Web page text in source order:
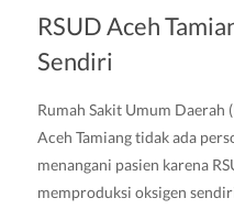
RSUD Aceh
Sendiri
Rumah Sakit Umum Daerah
Aceh Tamiang tidak ada
menangani pasien karena
memproduksi oksigen